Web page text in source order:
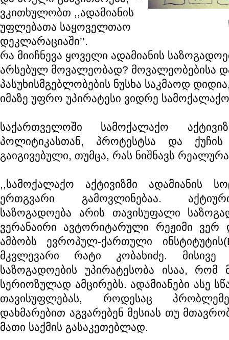
ვკითხულობთ ,,ადამიანის
უფლებათა საყოველთაო
დეკლარაციაში’’.
რა მიიჩნევა ყოველი ადამიანის
არსებულ მოვალეობად? მოვალეობებისა
პასუხისმგებლობების ნუსხა საკმაოდ
იმაზე უფრო უპირატესი ვიდრე სამოქალაქო
საქართველოში სამოქალაქო
პოლიტიკასთან, პროტესტსა და ქუჩის
გაიგივებული, თუმცა, რას ნიშნავს
,,სამოქალაქო აქტივიზმი ადამიანის
ერთგვარი გამოვლინებაა.
საზოგადოება არის თავისუფალი
ვერანაირი ავტორიტარული რეჟიმი ვერ
ამბობს ევროპულ-ქართული
მკვლევარი რატი კობახიძე. მისივე
საზოგადოების უპირატესობა ისაა,
სერიოზულად ამცირებს. ადამიანები ასე
თავისუფლებას, როდესაც
დახმარებით აგვარებენ მესიას თუ
მათი საქმის გასაკეთებლად.